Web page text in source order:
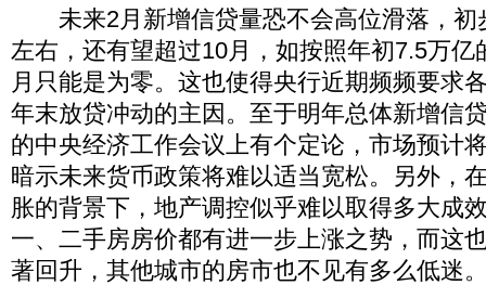
未来2月新增信贷量恐不会高位滑落，初
左右，还有望超过10月，如按照年初7.5万亿
月只能是为零。这也使得央行近期频频要求
年末放贷冲动的主因。至于明年总体新增信
的中央经济工作会议上有个定论，市场预计
暗示未来货币政策将难以适当宽松。另外，
胀的背景下，地产调控似乎难以取得多大成
一、二手房房价都有进一步上涨之势，而这
著回升，其他城市的房市也不见有多么低迷